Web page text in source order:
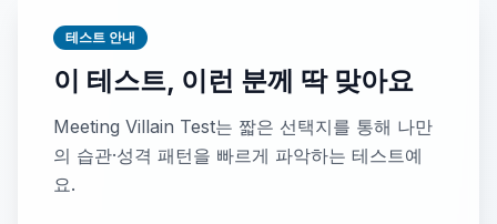
테스트 안내
이 테스트, 이런 분께 딱 맞아요
Meeting Villain Test는 짧은 선택지를 통해 나만
의 습관·성격 패턴을 빠르게 파악하는 테스트예
요.